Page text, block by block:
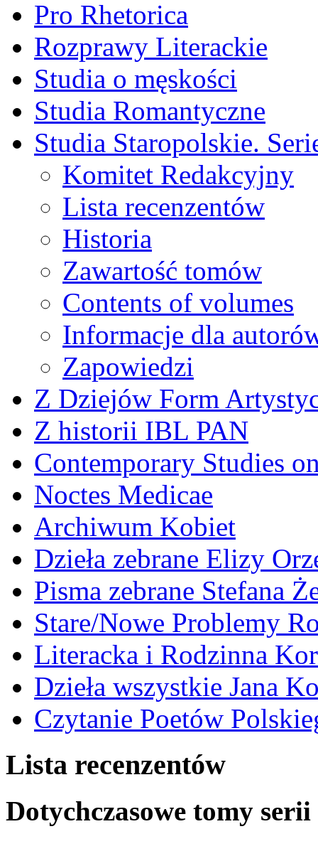
Pro Rhetorica
Rozprawy Literackie
Studia o męskości
Studia Romantyczne
Studia Staropolskie.
Komitet Redakcyjny
Lista recenzentów
Historia
Zawartość tomów
Contents of volumes
Informacje dla
Zapowiedzi
Z Dziejów Form
Z historii IBL PAN
Contemporary Studies
Noctes Medicae
Archiwum Kobiet
Dzieła zebrane Elizy
Pisma zebrane Stefana
Stare/Nowe Problemy
Literacka i Rodzinna
Dzieła wszystkie Jana
Czytanie Poetów
Lista recenzentów
Dotychczasowe tomy